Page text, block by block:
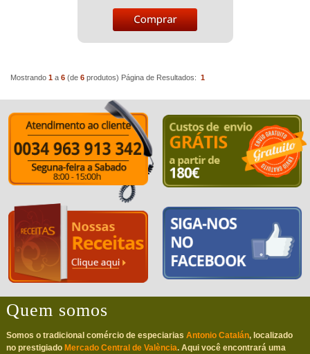
Mostrando 1 a 6 (de 6 produtos) Página de Resultados: 1
Quem somos
Somos o tradicional comércio de especiarias Antonio Catalán, localizado
no prestigiado Mercado Central de València. Aqui você encontrará uma